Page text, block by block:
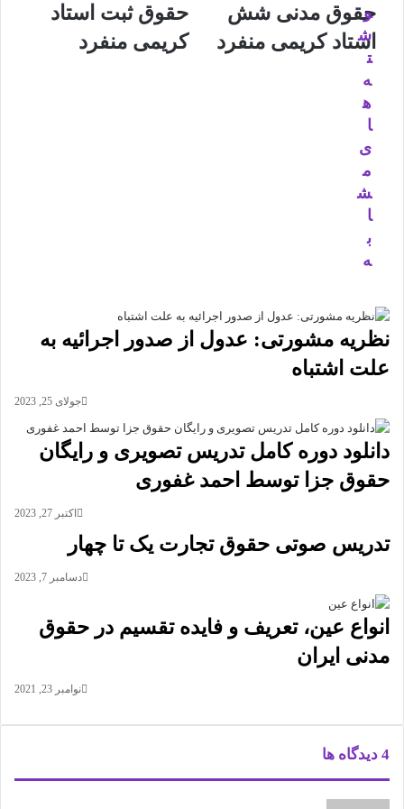
حقوق ثبت استاد
کریمی منفرد
حقوق مدنی شش
استاد کریمی منفرد
و
ش
ت
ه
ه
ا
ی
م
ش
ا
ب
ه
نظریه مشورتی: عدول از صدور اجرائیه به
علت اشتباه
جولای 25, 2023
دانلود دوره کامل تدریس تصویری و رایگان
حقوق جزا توسط احمد غفوری
اکتبر 27, 2023
تدریس صوتی حقوق تجارت یک تا چهار
دسامبر 7, 2023
انواع عین، تعریف و فایده تقسیم در حقوق
مدنی ایران
نوامبر 23, 2021
‫4 دیدگاه ها